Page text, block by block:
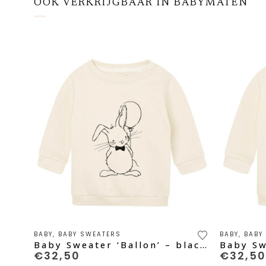
OOK VERKRIJGBAAR IN BABYMATEN
product
heeft
BABY, BABY SWEATERS
Baby Sweater ‘Ballon’ – black pure
€32,50
heeft
BABY, BABY
€32,50